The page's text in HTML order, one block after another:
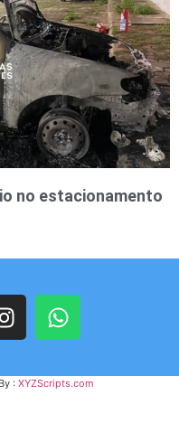
no estacionamento
: XYZScripts.com